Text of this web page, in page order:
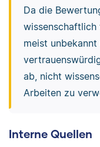
Da die
meist
ab, nicht
Arbeiten zu
Interne Quellen